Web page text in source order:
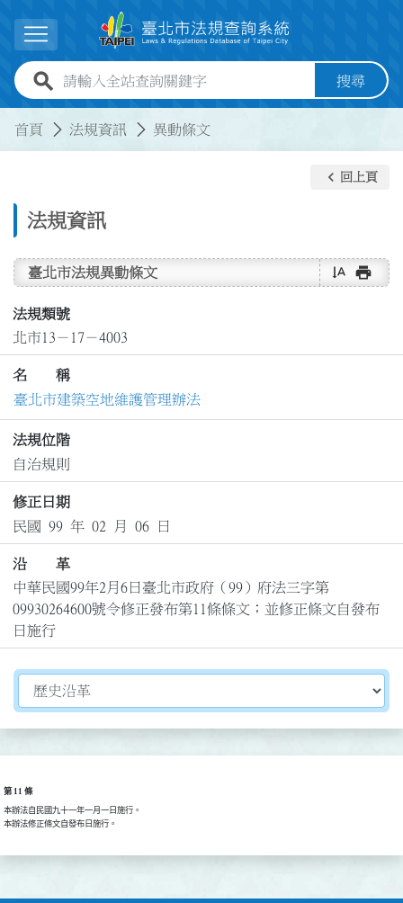
展開選單
全站查詢關鍵字欄位 搜尋
首頁 法規資訊 異動條文
法規資訊
keyboard_arrow_left 回上頁
臺北市法規異動條文 text_rotate_vertical print
法規類號
北市13－17－4003
名 稱
臺北市建築空地維護管理辦法
法規位階
自治規則
修正日期
民國 99 年 02 月 06 日
沿 革
中華民國99年2月6日臺北市政府（99）府法三字第
09930264600號令修正發布第11條條文；並修正條文自發布
日施行
切換選擇法規資訊內容
第 11 條
本辦法自民國九十一年一月一日施行。
本辦法修正條文自發布日施行。